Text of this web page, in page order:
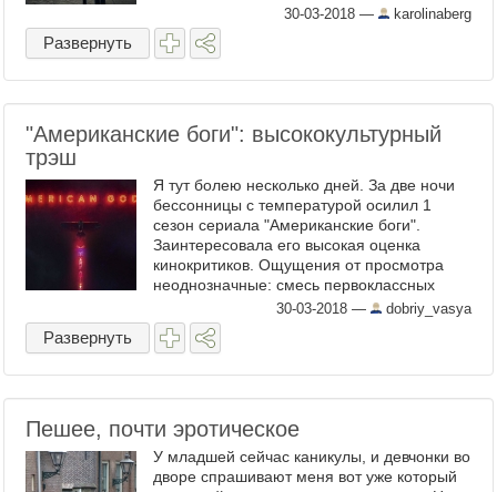
30-03-2018 — karolinaberg
Развернуть
"Американские боги": высококультурный
трэш
Я тут болею несколько дней. За две ночи
бессонницы с температурой осилил 1
сезон сериала "Американские боги".
Заинтересовала его высокая оценка
кинокритиков. Ощущения от просмотра
неоднозначные: смесь первоклассных
предметных съемок, трэшака и эротики на
грани, переплетение ...
30-03-2018 — dobriy_vasya
Развернуть
Пешее, почти эротическое
У младшей сейчас каникулы, и девчонки во
дворе спрашивают меня вот уже который